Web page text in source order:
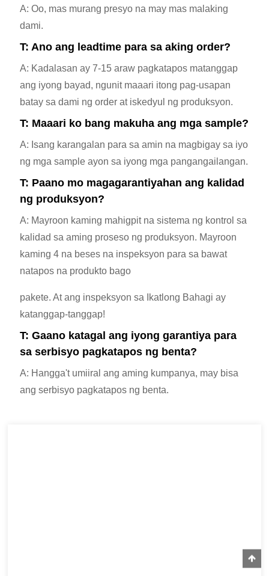
A: Oo, mas murang presyo na may mas malaking
dami.
T: Ano ang leadtime para sa aking order?
A: Kadalasan ay 7-15 araw pagkatapos matanggap
ang iyong bayad, ngunit maaari itong pag-usapan
batay sa dami ng order at iskedyul ng produksyon.
T: Maaari ko bang makuha ang mga sample?
A: Isang karangalan para sa amin na magbigay sa iyo
ng mga sample ayon sa iyong mga pangangailangan.
T: Paano mo magagarantiyahan ang kalidad
ng produksyon?
A: Mayroon kaming mahigpit na sistema ng kontrol sa
kalidad sa aming proseso ng produksyon. Mayroon
kaming 4 na beses na inspeksyon para sa bawat
natapos na produkto bago
pakete. At ang inspeksyon sa Ikatlong Bahagi ay
katanggap-tanggap!
T: Gaano katagal ang iyong garantiya para
sa serbisyo pagkatapos ng benta?
A: Hangga't umiiral ang aming kumpanya, may bisa
ang serbisyo pagkatapos ng benta.